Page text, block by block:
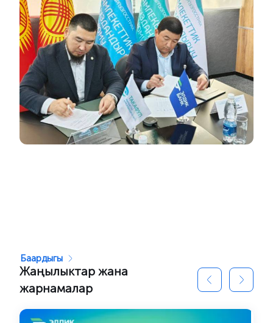
Жаңылыктар жана
жарнамалар
Баардыгы